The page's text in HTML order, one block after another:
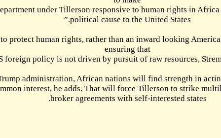
the US state
Public pressure to
US
Under a Trump
pursuing a common